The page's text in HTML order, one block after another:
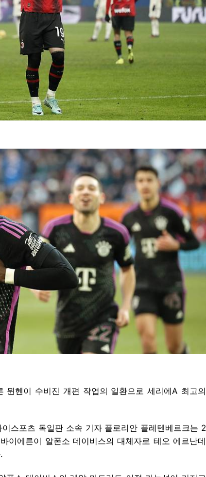
뮌헨이 수비진 개편 작업의 일환으로 세리에A 최고의
스포츠 독일판 소속 기자 플로리안 플레텐베르크는 2
이에른이 알폰소 데이비스의 대체자로 테오 에르난데